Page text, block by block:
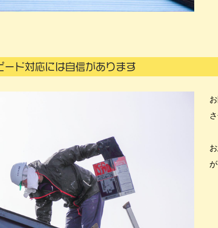
ード対応には自信があります